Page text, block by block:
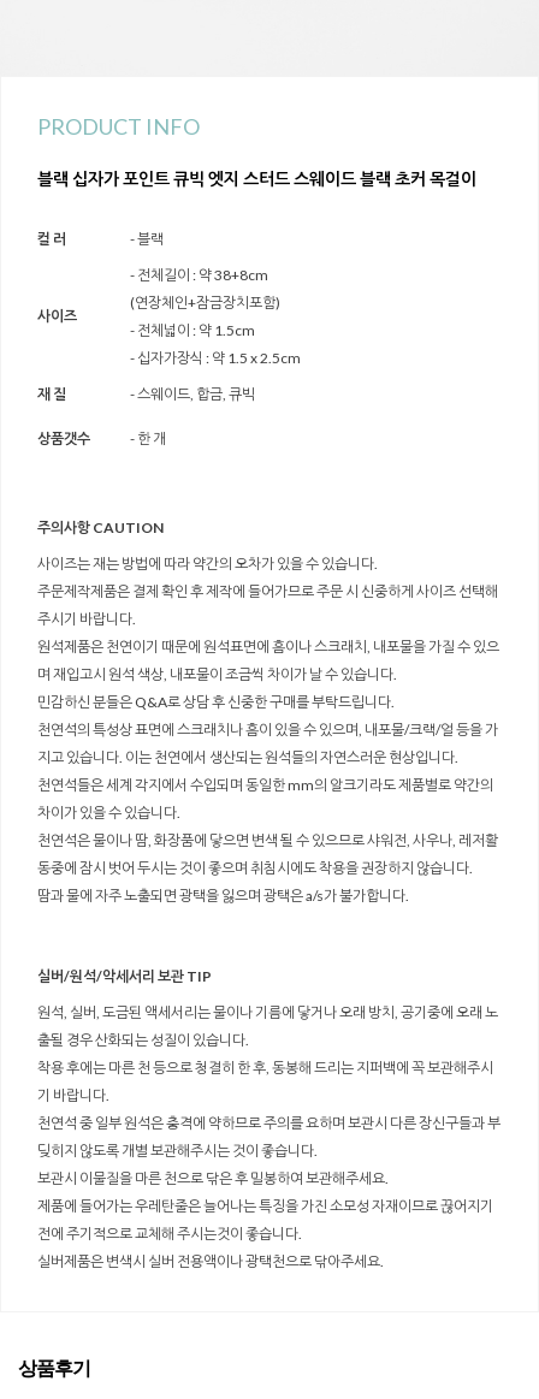
PRODUCT INFO
블랙 십자가 포인트 큐빅 엣지 스터드 스웨이드 블랙 초커 목걸이
컬 러 - 블랙
사이즈
- 전체길이 : 약 38+8cm
(연장체인+잠금장치포함)
- 전체넓이 : 약 1.5cm
- 십자가장식 : 약 1.5 x 2.5cm
재 질
- 스웨이드, 합금, 큐빅
상품갯수 - 한 개
주의사항 CAUTION
사이즈는 재는 방법에 따라 약간의 오차가 있을 수 있습니다.
주문제작제품은 결제 확인 후 제작에 들어가므로 주문 시 신중하게 사이즈 선택해
주시기 바랍니다.
원석제품은 천연이기 때문에 원석표면에 흠이나 스크래치, 내포물을 가질 수 있으
며 재입고시 원석 색상, 내포물이 조금씩 차이가 날 수 있습니다.
민감하신 분들은 Q&A로 상담 후 신중한 구매를 부탁드립니다.
천연석의 특성상 표면에 스크래치나 흠이 있을 수 있으며, 내포물/크랙/얼 등을 가
지고 있습니다. 이는 천연에서 생산되는 원석들의 자연스러운 현상입니다.
천연석들은 세계 각지에서 수입되며 동일한 mm의 알크기라도 제품별로 약간의
차이가 있을 수 있습니다.
천연석은 물이나 땀, 화장품에 닿으면 변색 될 수 있으므로 샤워전, 사우나, 레저활
동중에 잠시 벗어 두시는 것이 좋으며 취침시에도 착용을 권장하지 않습니다.
땀과 물에 자주 노출되면 광택을 잃으며 광택은 a/s가 불가합니다.
실버/원석/악세서리 보관 TIP
원석, 실버, 도금된 액세서리는 물이나 기름에 닿거나 오래 방치, 공기중에 오래 노
출될 경우 산화되는 성질이 있습니다.
착용 후에는 마른 천 등으로 청결히 한 후, 동봉해 드리는 지퍼백에 꼭 보관해주시
기 바랍니다.
천연석 중 일부 원석은 충격에 약하므로 주의를 요하며 보관시 다른 장신구들과 부
딪히지 않도록 개별 보관해주시는 것이 좋습니다.
보관시 이물질을 마른 천으로 닦은 후 밀봉하여 보관해주세요.
제품에 들어가는 우레탄줄은 늘어나는 특징을 가진 소모성 자재이므로 끊어지기
전에 주기적으로 교체해 주시는것이 좋습니다.
실버제품은 변색시 실버 전용액이나 광택천으로 닦아주세요.
상품후기